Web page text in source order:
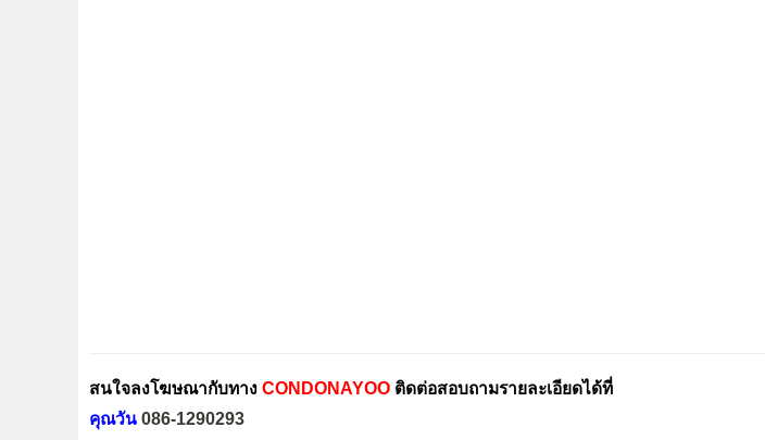
สนใจลงโฆษณากับทาง CONDONAYOO ติดต่อสอบถามรายละเอียดได้ที่
คุณวัน 086-1290293